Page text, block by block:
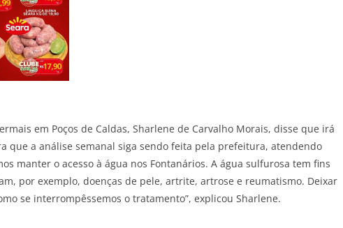
em Poços de Caldas, Sharlene de Carvalho Morais, disse que irá
que a análise semanal siga sendo feita pela prefeitura, atendendo
manter o acesso à água nos Fontanários. A água sulfurosa tem fins
por exemplo, doenças de pele, artrite, artrose e reumatismo. Deixar
se interrompêssemos o tratamento”, explicou Sharlene.